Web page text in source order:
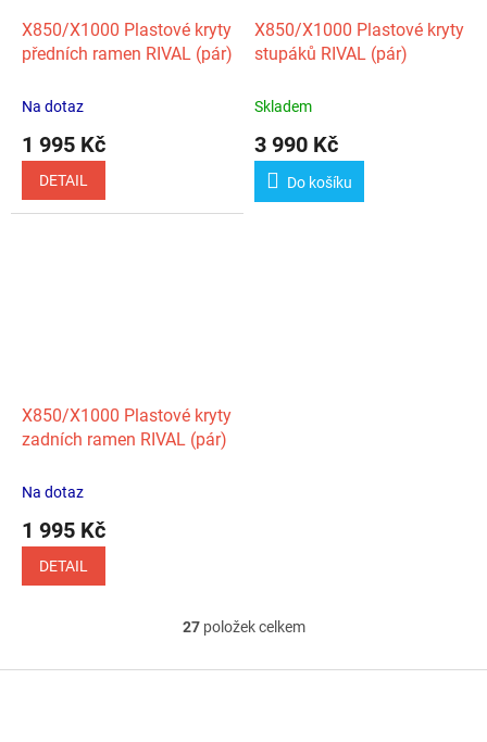
X850/X1000 Plastové kryty
předních ramen RIVAL (pár)
Na dotaz
1 995 Kč
DETAIL
X850/X1000 Plastové kryty
stupáků RIVAL (pár)
Skladem
3 990 Kč
Do košíku
X850/X1000 Plastové kryty
zadních ramen RIVAL (pár)
Na dotaz
1 995 Kč
DETAIL
O
l
27položek celkem